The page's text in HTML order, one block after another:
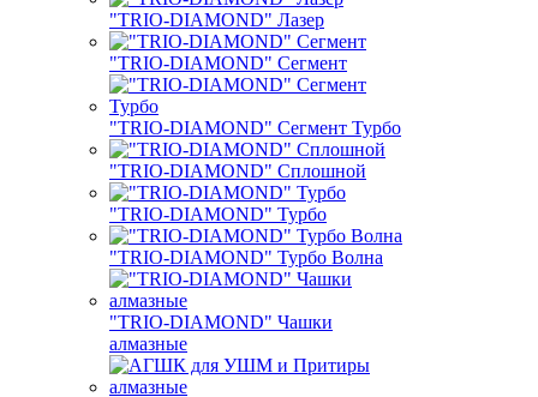
"TRIO-DIAMOND" Лазер
"TRIO-DIAMOND" Сегмент
"TRIO-DIAMOND" Сегмент Турбо
"TRIO-DIAMOND" Сплошной
"TRIO-DIAMOND" Турбо
"TRIO-DIAMOND" Турбо Волна
"TRIO-DIAMOND" Чашки
алмазные